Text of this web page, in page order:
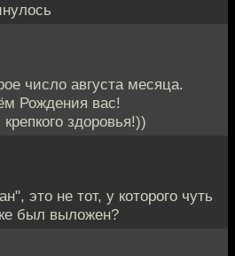
число августа месяца.
Рождения вас!
здоровья!))
это не тот, у которого чуть
был выложен?